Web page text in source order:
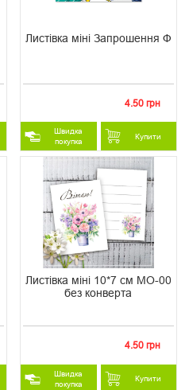
Листівка міні Запрошення Ф
4.50 грн
Швидка
покупка
Купити
Листівка міні 10*7 см МО-00
без конверта
4.50 грн
Швидка
покупка
Купити